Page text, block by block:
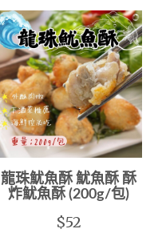
龍珠魷魚酥 魷魚酥 酥
炸魷魚酥 (200g/包)
$52